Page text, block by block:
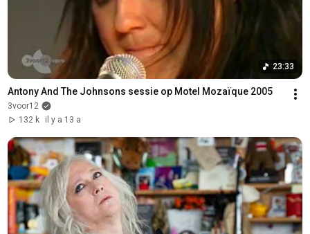
23:33
Antony And The Johnsons sessie op Motel Mozaïque 2005
3voor12
132 k
il y a 13 a